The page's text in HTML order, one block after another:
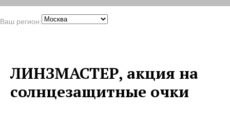
Ваш регион:
ЛИНЗМАСТЕР, акция на
солнцезащитные очки